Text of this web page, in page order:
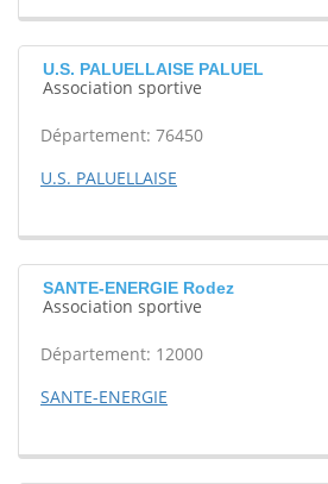
U.S. PALUELLAISE PALUEL
Association sportive
Département: 76450
U.S. PALUELLAISE
SANTE-ENERGIE Rodez
Association sportive
Département: 12000
SANTE-ENERGIE